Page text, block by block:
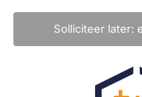
Solliciteer later: